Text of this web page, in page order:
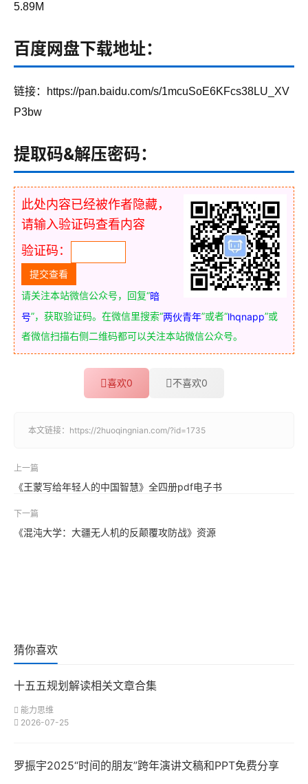
5.89M
百度网盘下载地址：
链接：https://pan.baidu.com/s/1mcuSoE6KFcs38LU_XV
P3bw
提取码&解压密码：
此处内容已经被作者隐藏，
请输入验证码查看内容
验证码：
请关注本站微信公众号，回复“暗
号”，获取验证码。在微信里搜索“两伙青年”或者“lhqnapp”或
者微信扫描右侧二维码都可以关注本站微信公众号。
喜欢0 不喜欢0
本文链接： https://2huoqingnian.com/?id=1735
上一篇
《王蒙写给年轻人的中国智慧》全四册pdf电子书
下一篇
《混沌大学：大疆无人机的反颠覆攻防战》资源
猜你喜欢
十五五规划解读相关文章合集
能力思维
2026-07-25
罗振宇2025“时间的朋友”跨年演讲文稿和PPT免费分享